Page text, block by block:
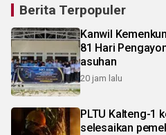
Berita Terpopuler
Kanwil
81 Hari
asuhan
20 jam lalu
PLTU Kalteng-1
selesaikan